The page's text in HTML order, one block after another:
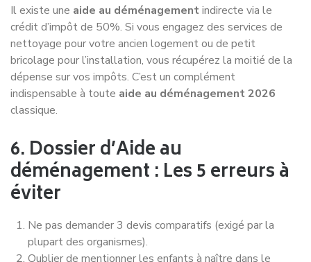
Il existe une aide au déménagementindirecte via le
crédit d’impôt de 50%. Si vous engagez des services de
nettoyage pour votre ancien logement ou de petit
bricolage pour l’installation, vous récupérez la moitié de la
dépense sur vos impôts. C’est un complément
indispensable à toute aide au déménagement 2026
classique.
6. Dossier d’Aide au
déménagement : Les 5 erreurs à
éviter
Ne pas demander 3 devis comparatifs (exigé par la
plupart des organismes).
Oublier de mentionner les enfants à naître dans le